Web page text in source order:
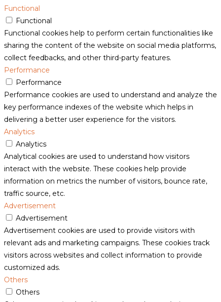
Functional
Functional
Functional cookies help to perform certain functionalities like
sharing the content of the website on social media platforms,
collect feedbacks, and other third-party features.
Performance
Performance
Performance cookies are used to understand and analyze the
key performance indexes of the website which helps in
delivering a better user experience for the visitors.
Analytics
Analytics
Analytical cookies are used to understand how visitors
interact with the website. These cookies help provide
information on metrics the number of visitors, bounce rate,
traffic source, etc.
Advertisement
Advertisement
Advertisement cookies are used to provide visitors with
relevant ads and marketing campaigns. These cookies track
visitors across websites and collect information to provide
customized ads.
Others
Others